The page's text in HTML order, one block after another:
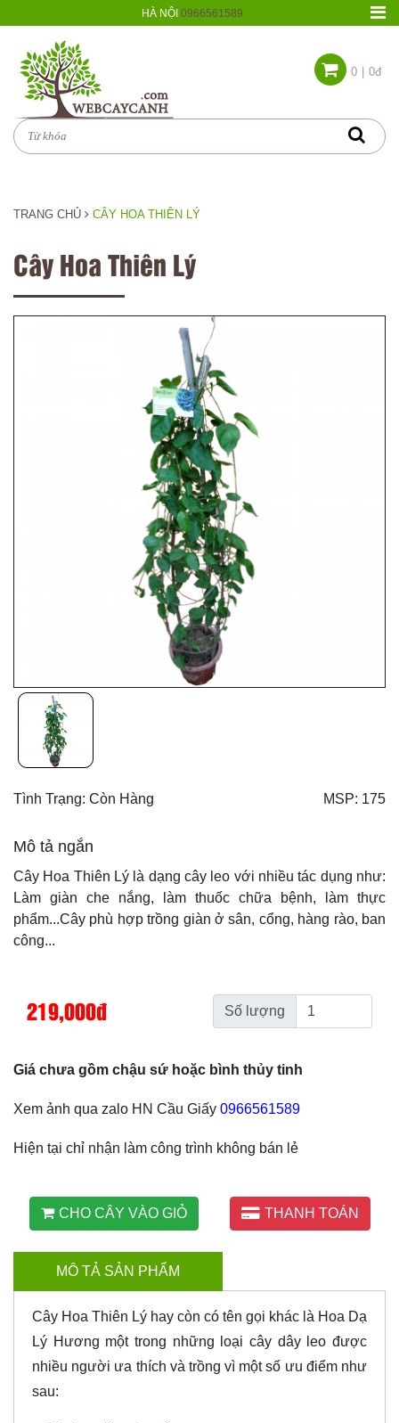
HÀ NỘI 0966561589
0 0đ
TRANG CHỦ CÂY HOA THIÊN LÝ
Cây Hoa Thiên Lý
Tình Trạng: Còn Hàng MSP: 175
Mô tả ngắn
Cây Hoa Thiên Lý là dạng cây leo với nhiều tác dụng như:
Làm giàn che nắng, làm thuốc chữa bệnh, làm thực
phẩm...Cây phù hợp trồng giàn ở sân, cổng, hàng rào, ban
công...
219,000đ Số lượng
Giá chưa gồm chậu sứ hoặc bình thủy tinh
Xem ảnh qua zalo HN Cầu Giấy 0966561589
Hiện tại chỉ nhận làm công trình không bán lẻ
CHO CÂY VÀO GIỎ THANH TOÁN
MÔ TẢ SẢN PHẨM
Cây Hoa Thiên Lý hay còn có tên gọi khác là Hoa Dạ
Lý Hương một trong những loại cây dây leo được
nhiều người ưa thích và trồng vì một số ưu điểm như
sau: